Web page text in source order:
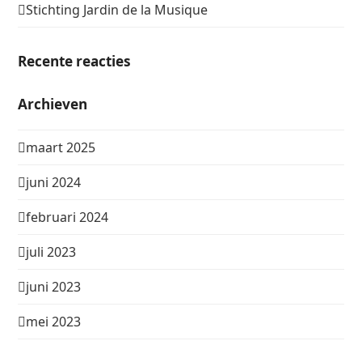
Stichting Jardin de la Musique
Recente reacties
Archieven
maart 2025
juni 2024
februari 2024
juli 2023
juni 2023
mei 2023